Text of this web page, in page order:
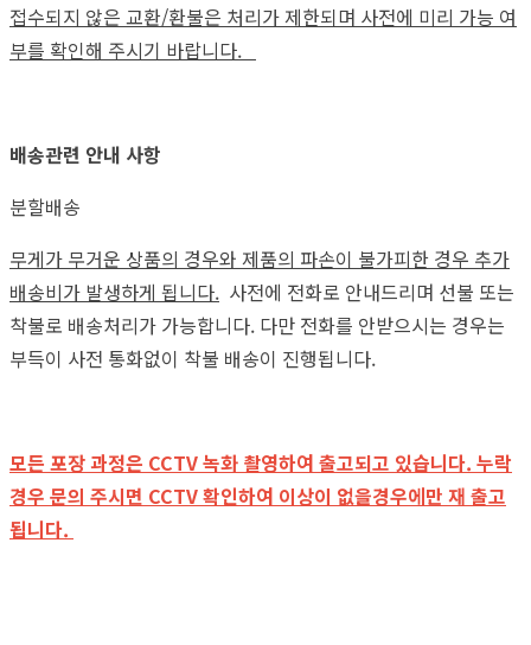
접수되지 않은 교환/환불은 처리가 제한되며 사전에 미리 가능 여
부를 확인해 주시기 바랍니다.
배송관련 안내 사항
분할배송
무게가 무거운 상품의 경우와 제품의 파손이 불가피한 경우 추가
배송비가 발생하게 됩니다. 사전에 전화로 안내드리며 선불 또는
착불로 배송처리가 가능합니다. 다만 전화를 안받으시는 경우는
부득이 사전 통화없이 착불 배송이 진행됩니다.
모든 포장 과정은 CCTV 녹화 촬영하여 출고되고 있습니다. 누락
경우 문의 주시면 CCTV 확인하여 이상이 없을경우에만 재 출고
됩니다.